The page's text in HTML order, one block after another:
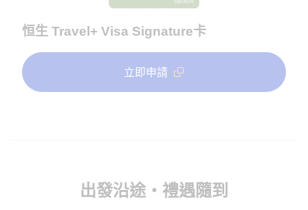
恒生 Travel+ Visa Signature卡
立即申請
出發沿途・禮遇隨到